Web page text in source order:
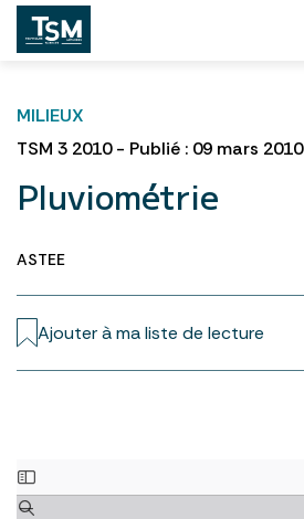
MILIEUX
TSM 3 2010 - Publié : 09 mars 2010
Pluviométrie
ASTEE
Ajouter à ma liste de lecture